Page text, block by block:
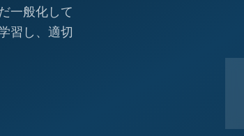
一般化して
習し、適切